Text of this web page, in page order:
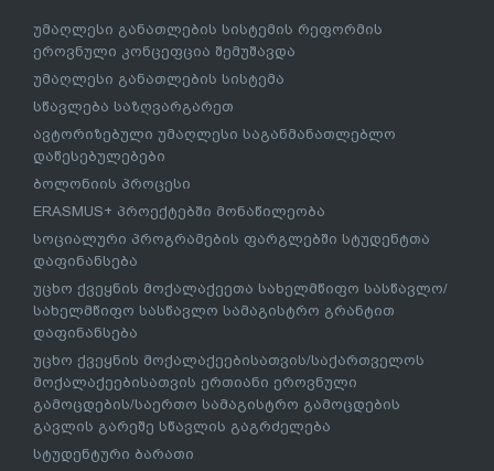
უმაღლესი განათლების სისტემის რეფორმის
ეროვნული კონცეფცია შემუშავდა
უმაღლესი განათლების სისტემა
სწავლება საზღვარგარეთ
ავტორიზებული უმაღლესი საგანმანათლებლო
დაწესებულებები
ბოლონიის პროცესი
ERASMUS+ პროექტებში მონაწილეობა
სოციალური პროგრამების ფარგლებში სტუდენტთა
დაფინანსება
უცხო ქვეყნის მოქალაქეეთა სახელმწიფო სასწავლო/
სახელმწიფო სასწავლო სამაგისტრო გრანტით
დაფინანსება
უცხო ქვეყნის მოქალაქეებისათვის/საქართველოს
მოქალაქეებისათვის ერთიანი ეროვნული
გამოცდების/საერთო სამაგისტრო გამოცდების
გავლის გარეშე სწავლის გაგრძელება
სტუდენტური ბარათი